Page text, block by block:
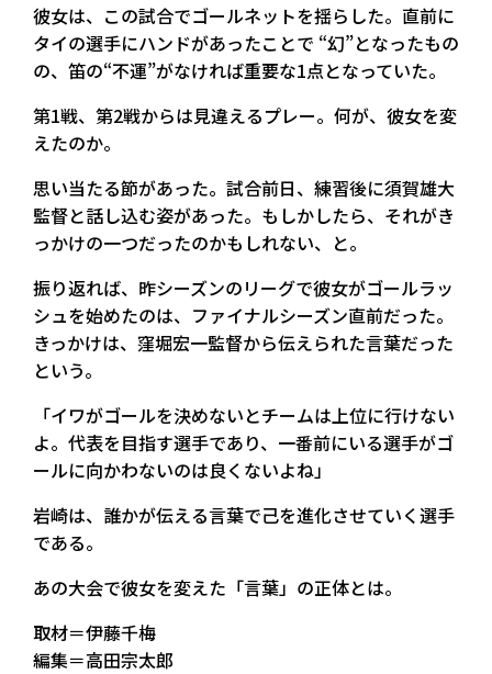
彼女は、この試合でゴールネットを揺らした。直前に
タイの選手にハンドがあったことで “幻”となったもの
の、笛の“不運”がなければ重要な1点となっていた。
第1戦、第2戦からは見違えるプレー。何が、彼女を変
えたのか。
思い当たる節があった。試合前日、練習後に須賀雄大
監督と話し込む姿があった。もしかしたら、それがき
っかけの一つだったのかもしれない、と。
振り返れば、昨シーズンのリーグで彼女がゴールラッ
シュを始めたのは、ファイナルシーズン直前だった。
きっかけは、窪堀宏一監督から伝えられた言葉だった
という。
「イワがゴールを決めないとチームは上位に行けない
よ。代表を目指す選手であり、一番前にいる選手がゴ
ールに向かわないのは良くないよね」
岩崎は、誰かが伝える言葉で己を進化させていく選手
である。
あの大会で彼女を変えた「言葉」の正体とは。
取材＝伊藤千梅
編集＝高田宗太郎